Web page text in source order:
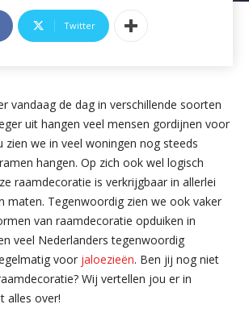
Twitter
vandaag de dag in verschillende soorten
uit hangen veel mensen gordijnen voor
zien we in veel woningen nog steeds
hangen. Op zich ook wel logisch
raamdecoratie is verkrijgbaar in allerlei
maten. Tegenwoordig zien we ook vaker
van raamdecoratie opduiken in
veel Nederlanders tegenwoordig
voor jaloezieën. Ben jij nog niet
Wij vertellen jou er in
alles over!